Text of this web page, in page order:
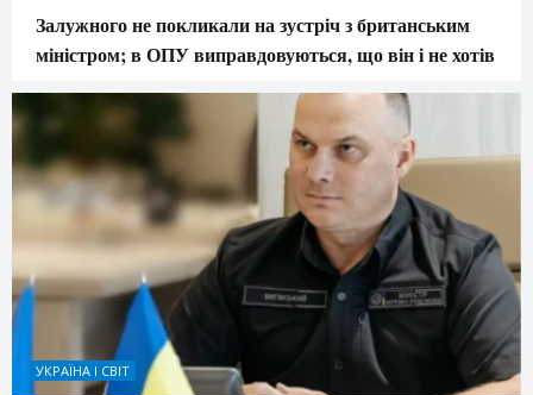
Залужного не покликали на зустріч з британським
міністром; в ОПУ виправдовуються, що він і не хотів
УКРАЇНА І СВІТ